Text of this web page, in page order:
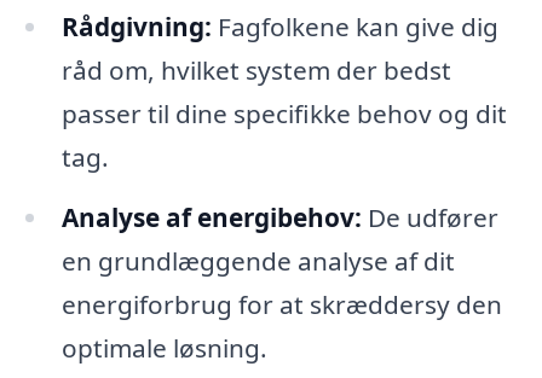
Rådgivning: Fagfolkene kan give dig
råd om, hvilket system der bedst
passer til dine specifikke behov og dit
tag.
Analyse af energibehov: De udfører
en grundlæggende analyse af dit
energiforbrug for at skræddersy den
optimale løsning.